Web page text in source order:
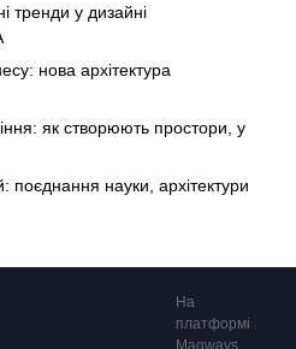
тренди у дизайні
нова архітектура
як створюють простори, у
науки, архітектури
На
платформі
Magways